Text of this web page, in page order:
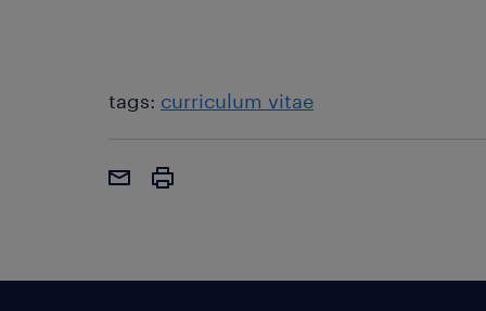
tags: curriculum vitae